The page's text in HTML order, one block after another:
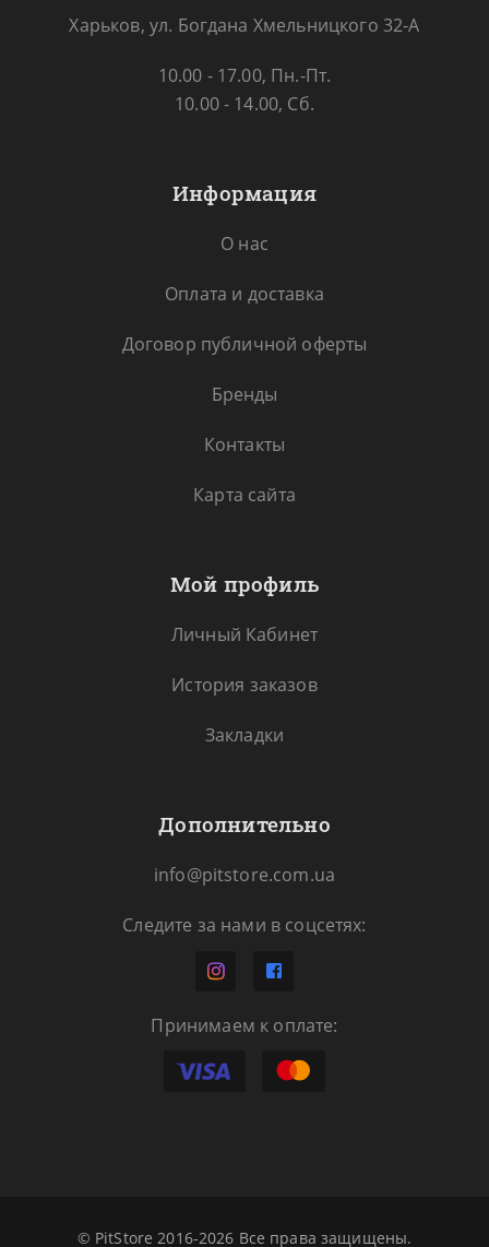
Харьков, ул. Богдана Хмельницкого 32-А
10.00 - 17.00, Пн.-Пт.
10.00 - 14.00, Сб.
Информация
О нас
Оплата и доставка
Договор публичной оферты
Бренды
Контакты
Карта сайта
Мой профиль
Личный Кабинет
История заказов
Закладки
Дополнительно
info@pitstore.com.ua
Следите за нами в соцсетях:
Принимаем к оплате:
© PitStore 2016-2026 Все права защищены.